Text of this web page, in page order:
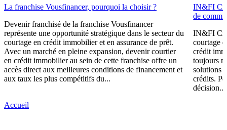
La franchise Vousfinancer, pourquoi la choisir ?
Devenir franchisé de la franchise Vousfinancer
représente une opportunité stratégique dans le secteur du
courtage en crédit immobilier et en assurance de prêt.
Avec un marché en pleine expansion, devenir courtier
en crédit immobilier au sein de cette franchise offre un
accès direct aux meilleures conditions de financement et
aux taux les plus compétitifs du...
IN&FI
de
IN&FI
courtage
crédit
toujours
solutions
crédits.
décision...
Accueil